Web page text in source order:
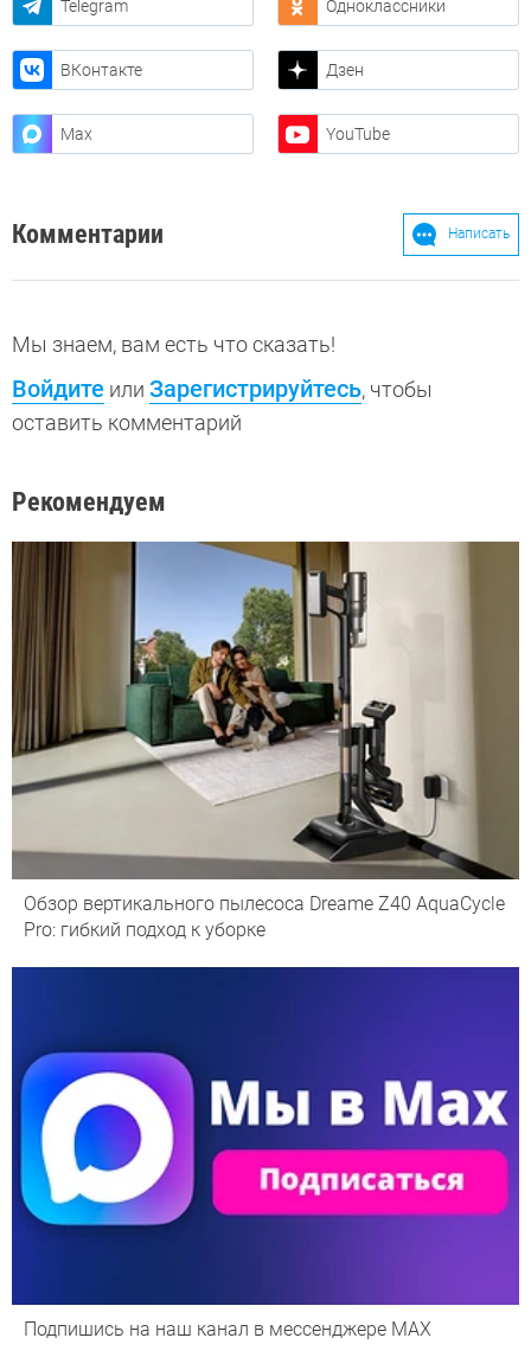
Telegram Одноклассники
ВКонтакте Дзен
Max YouTube
Комментарии Написать
Мы знаем, вам есть что сказать!
Войдите или Зарегистрируйтесь, чтобы
оставить комментарий
Рекомендуем
Обзор вертикального пылесоса Dreame Z40 AquaCycle
Pro: гибкий подход к уборке
Подпишись на наш канал в мессенджере МАХ